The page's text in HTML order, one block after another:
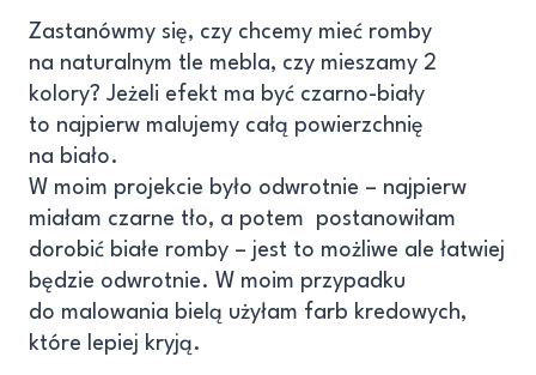
Zastanówmy się, czy chcemy mieć romby
na naturalnym tle mebla, czy mieszamy 2
kolory? Jeżeli efekt ma być czarno-biały
to najpierw malujemy całą powierzchnię
na biało.
W moim projekcie było odwrotnie – najpierw
miałam czarne tło, a potem postanowiłam
dorobić białe romby – jest to możliwe ale łatwiej
będzie odwrotnie. W moim przypadku
do malowania bielą użyłam farb kredowych,
które lepiej kryją.